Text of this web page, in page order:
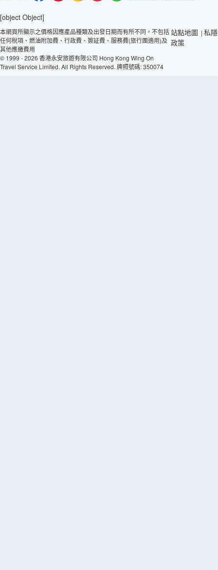
[object Object]
本網頁所顯示之價格因應產品種類及出發日期而有所不同，不包括
任何稅項、燃油附加費、行政費、簽証費、服務費(旅行團適用)及
其他應繳費用
© 1999 - 2026 香港永安旅遊有限公司 Hong Kong Wing On
Travel Service Limited. All Rights Reserved. 牌照號碼: 350074
站點地圖 | 私隱
政策